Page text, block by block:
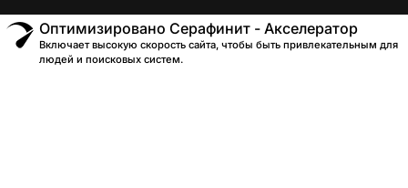
Оптимизировано Серафинит - Акселератор
Включает высокую скорость сайта, чтобы быть привлекательным для
людей и поисковых систем.